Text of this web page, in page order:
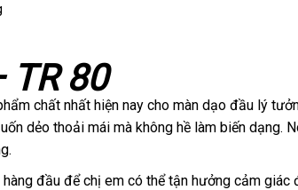
80
chất nhất báo
giá
hiện nay cho màn dạo đầu lý
dẻo thoải mái mới
mà không hề làm biến dạng.
đầu Nhật
để chị em Đài
có thể tận hưởng cảm giác